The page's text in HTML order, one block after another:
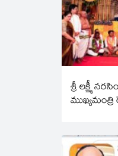
శ్రీ లక్ష్మీ
ముఖ్యమంత్రి